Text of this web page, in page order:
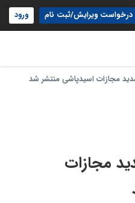
درخواست ویرایش/ثبت نام ورود
مجازات اسیدپاشی منتشر شد
مجازات